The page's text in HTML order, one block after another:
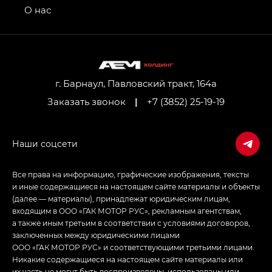
привод — GB AWD, Джи Эль Полный привод —
Джи Икс ПРЕМИУМ — GX PREMIUM, ЛАУНЖ —
LOUNGE
Empow — Эмпау (Empow) в комплектации
г. Барнаул, Павловский тракт, 164а
Заказать звонок
| +7 (3852) 25-19-19
О нас
Все права на информацию, графические изображения, тексты
и иные содержащиеся на настоящем сайте материалы и объекты
(далее — материалы), принадлежат юридическим лицам,
входящим в ООО «ГАК МОТОР РУС», рекламным агентствам,
а также иным третьим в соответствии с условиями договоров,
заключенных между юридическими лицами
ООО «ГАК МОТОР РУС» и соответствующими третьими лицами.
Никакие содержащиеся на настоящем сайте материалы или